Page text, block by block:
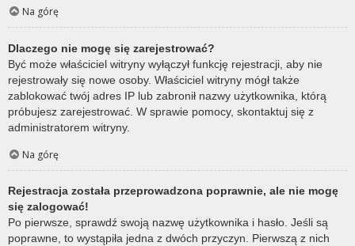
Na górę
Dlaczego nie mogę się zarejestrować?
Być może właściciel witryny wyłączył funkcję rejestracji, aby nie
rejestrowały się nowe osoby. Właściciel witryny mógł także
zablokować twój adres IP lub zabronił nazwy użytkownika, którą
próbujesz zarejestrować. W sprawie pomocy, skontaktuj się z
administratorem witryny.
Na górę
Rejestracja została przeprowadzona poprawnie, ale nie mogę
się zalogować!
Po pierwsze, sprawdź swoją nazwę użytkownika i hasło. Jeśli są
poprawne, to wystąpiła jedna z dwóch przyczyn. Pierwszą z nich